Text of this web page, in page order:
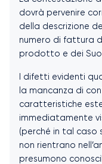
dovrà pervenire
della descrizione
numero di fattura
prodotto e dei
I difetti evidenti
la mancanza di
caratteristiche
immediatamente
(perché in tal
non rientrano
presumono